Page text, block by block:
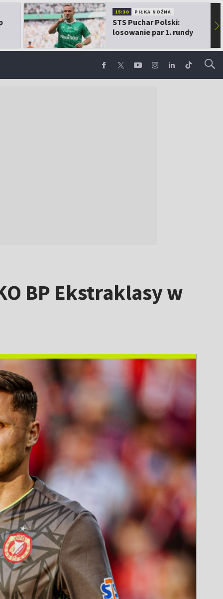
15:30 PIŁKA NOŻNA
STS Puchar Polski:
losowanie par 1. rundy
▶
BP Ekstraklasy w